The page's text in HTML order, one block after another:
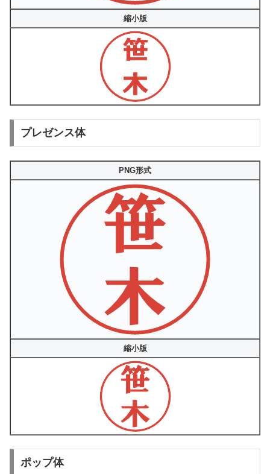
縮小版
プレゼンス体
PNG形式
縮小版
ポップ体